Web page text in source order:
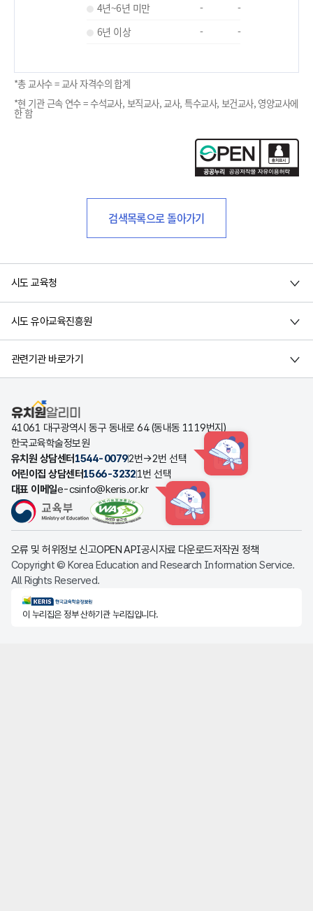
4년~6년 미만
-
-
6년 이상
- -
*총 교사수 = 교사 자격수의 합계
*현 기관 근속 연수 = 수석교사, 보직교사, 교사, 특수교사, 보건교사, 영양교사에
한 함
검색목록으로 돌아가기
시도 교육청
시도 유아교육진흥원
관련기관 바로가기
유치원알리미
41061 대구광역시 동구 동내로 64 (동내동 1119번지)
한국교육학술정보원
유치원 상담센터 1544-00792번→2번 선택 HINT
어린이집 상담센터1566-32321번 선택
대표 이메일e-csinfo@keris.or.kr
HINT
오류 및 허위정보 신고OPEN API공시자료 다운로드저작권 정책
Copyright © Korea Education and Research Information Service.
All Rights Reserved.
KERIS한국교육학술정보원
이 누리집은 정부 산하기관 누리집입니다.